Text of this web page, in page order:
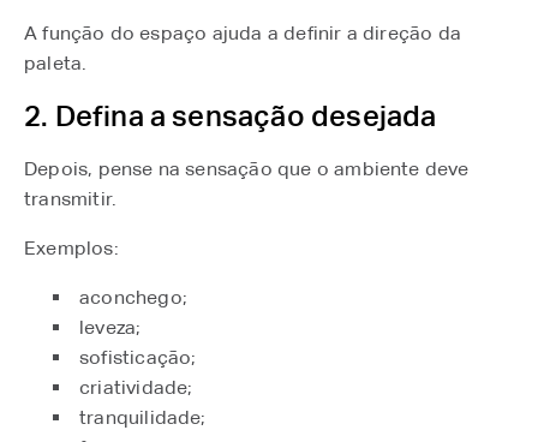
A função do espaço ajuda a definir a direção da
paleta.
2. Defina a sensação desejada
Depois, pense na sensação que o ambiente deve
transmitir.
Exemplos:
aconchego;
leveza;
sofisticação;
criatividade;
tranquilidade;